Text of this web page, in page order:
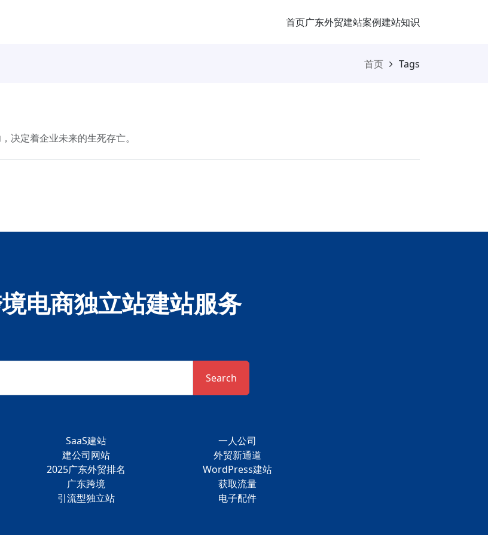
首页广东外贸建站案例建站知识
首页 Tags
决定着企业未来的生死存亡。
电商独立站建站服务
Search
SaaS建站
一人公司
建公司网站
外贸新通道
2025广东外贸排名
WordPress建站
广东跨境
获取流量
引流型独立站 电子配件